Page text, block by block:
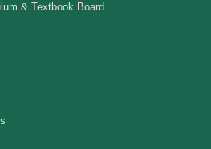
& Textbook Board